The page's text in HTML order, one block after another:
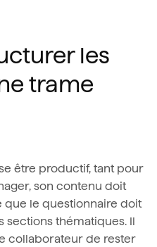
les
trame
être productif, tant pour
son contenu doit
que le questionnaire doit
sections thématiques. Il
collaborateur de rester